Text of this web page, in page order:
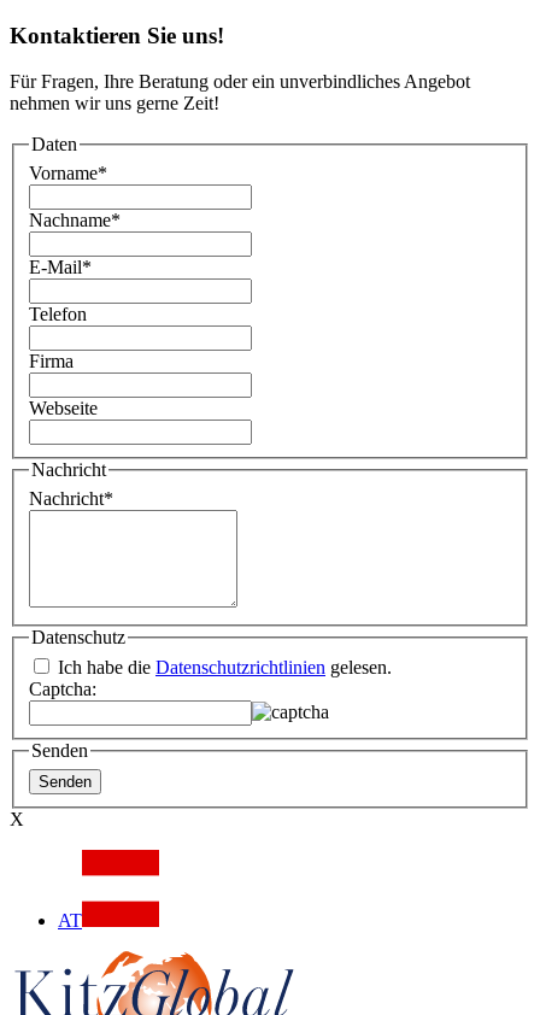
Kontaktieren Sie uns!
Für Fragen, Ihre Beratung oder ein unverbindliches Angebot
nehmen wir uns gerne Zeit!
Daten
Vorname*
Nachname*
E-Mail*
Telefon
Firma
Webseite
Nachricht
Nachricht*
Datenschutz
Ich habe die Datenschutzrichtlinien gelesen.
Captcha:
Senden
X
AT